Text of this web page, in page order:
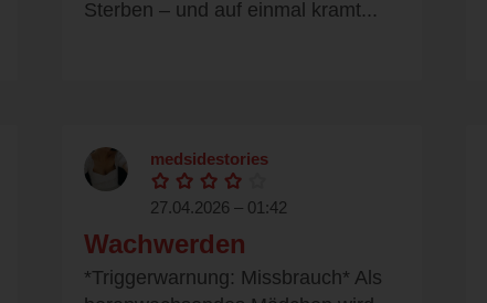
Sterben – und auf einmal kramt...
medsidestories
27.04.2026 – 01:42
Wachwerden
*Triggerwarnung: Missbrauch* Als